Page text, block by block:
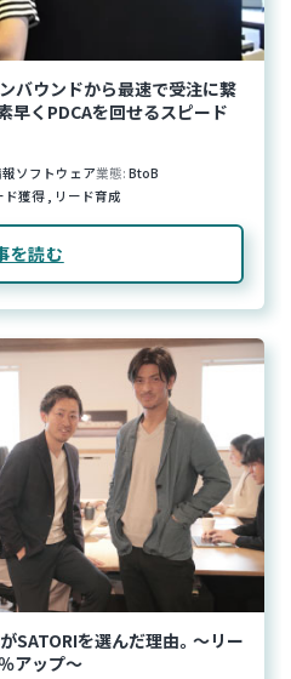
バウンドから最速で受注に繋
早くPDCAを回せるスピード
報ソフトウェア業態 BtoB
ド獲得, リード育成
を読む
SATORIを選んだ理由。〜リー
アップ〜